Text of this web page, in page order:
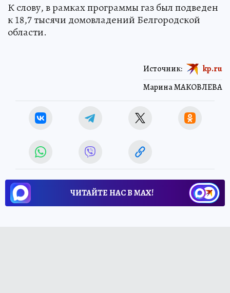
К слову, в рамках программы газ был подведен
к 18,7 тысячи домовладений Белгородской
области.
Марина МАКОВЛЕВА
Источник: kp.ru
ЧИТАЙТЕ НАС В МАХ!